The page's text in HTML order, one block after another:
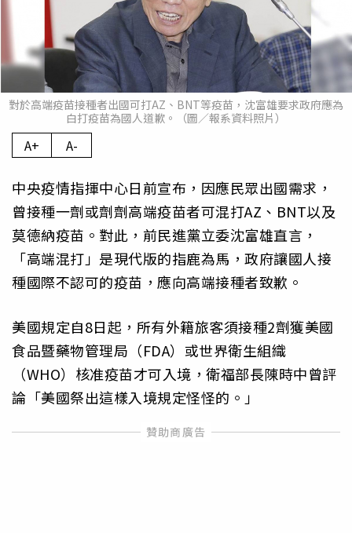
對於高端疫苗接種者出國可打AZ、BNT等疫苗，沈富雄要求政府應為
白打疫苗為國人道歉。（圖／報系資料照片）
A+ A-
中央疫情指揮中心日前宣布，因應民眾出國需求，
曾接種一劑或劑劑高端疫苗者可混打AZ、BNT以及
莫德納疫苗。對此，前民進黨立委沈富雄直言，
「高端混打」是現代版的指鹿為馬，政府讓國人接
種國際不認可的疫苗，應向高端接種者致歉。
美國規定自8日起，所有外籍旅客須接種2劑獲美國
食品暨藥物管理局（FDA）或世界衛生組織
（WHO）核准疫苗才可入境，衛福部長陳時中曾評
論「美國祭出這樣入境規定怪怪的。」